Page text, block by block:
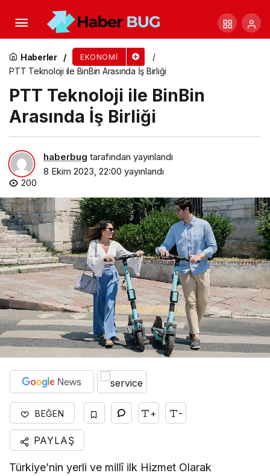
Haberler EKONOMI
PTT Teknoloji ile BinBin Arasında İş Birliği
PTT Teknoloji ile BinBin
Arasında İş Birliği
haberbug tarafından yayınlandı
8 Ekim 2023, 22:00 yayınlandı
200
BEĞEN + -
PAYLAŞ
Türkiye’nin yerli ve millî ilk Hizmet Olarak
Rosatom ve Cezayir Atom Enerjisi Komisyonu
Enerji Dışı Nükleer Teknolojiler Geliştirme